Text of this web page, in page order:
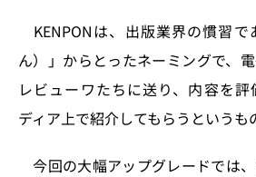
KENPONは、出版業界の慣習
ん）」からとったネーミングで、
レビューワたちに送り、内容を
ディア上で紹介してもらうというも
今回の大幅アップグレードでは